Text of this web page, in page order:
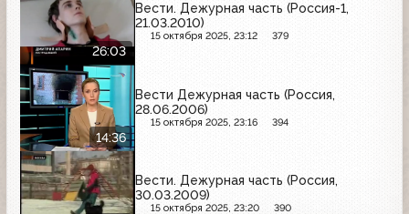
26:03
Вести. Дежурная часть (Россия-1,
21.03.2010)
15 октября 2025, 23:12 379
14:36
Вести Дежурная часть (Россия,
28.06.2006)
15 октября 2025, 23:16 394
Вести. Дежурная часть (Россия,
30.03.2009)
15 октября 2025, 23:20 390